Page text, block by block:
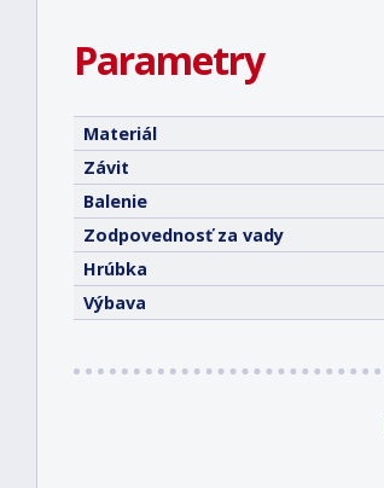
Parametry
Materiál
Závit
Balenie
Zodpovednosť za vady
Hrúbka
Výbava